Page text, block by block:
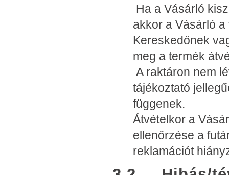
Ha a Vásárló
akkor a Vásárló
Kereskedőnek
meg a termék
A raktáron nem
tájékoztató
függenek.
Átvételkor a
ellenőrzése a
reklamációt